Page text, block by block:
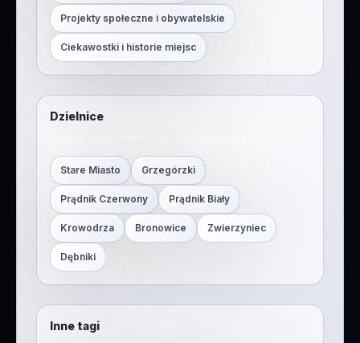
Projekty społeczne i obywatelskie
Ciekawostki i historie miejsc
Dzielnice
Stare Miasto Grzegórzki
Prądnik Czerwony Prądnik Biały
Krowodrza Bronowice Zwierzyniec
Dębniki
Inne tagi